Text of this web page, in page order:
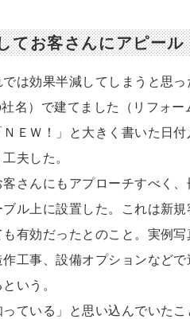
てお客さんにアピール
は効果半減してしまうと思
名）で建てました（リフォー
ＥＷ！」と大きく書いた日
夫した。
さんにもアプローチすべく
ル上に設置した。これは新
有効だったとのこと。実例
工事、設備オプションなど
いう。
ている」と思い込んでいた